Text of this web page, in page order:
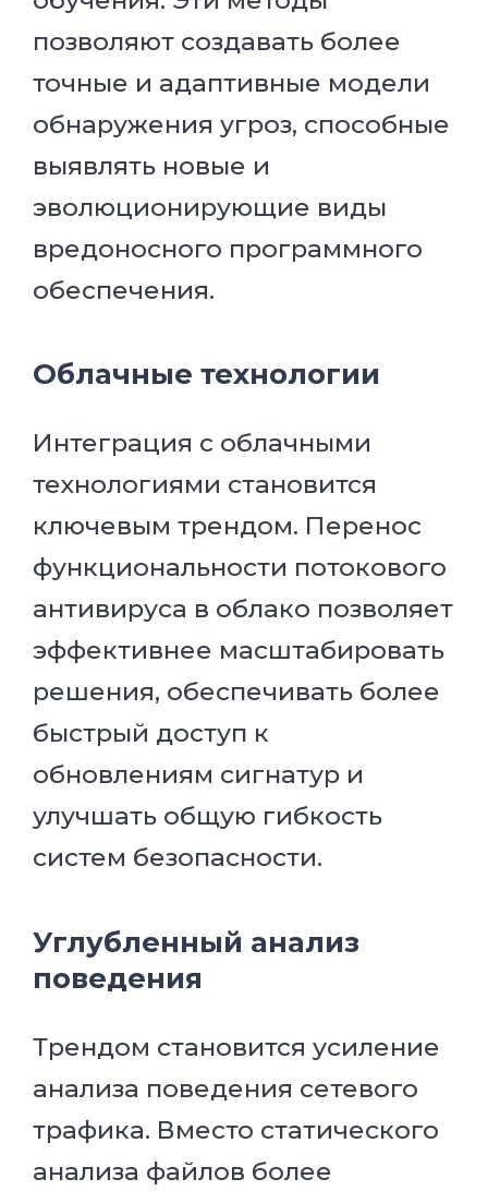
позволяют создавать более
точные и адаптивные модели
обнаружения угроз, способные
выявлять новые и
эволюционирующие виды
вредоносного программного
обеспечения.
Облачные технологии
Интеграция с облачными
технологиями становится
ключевым трендом. Перенос
функциональности потокового
антивируса в облако позволяет
эффективнее масштабировать
решения, обеспечивать более
быстрый доступ к
обновлениям сигнатур и
улучшать общую гибкость
систем безопасности.
Углубленный анализ
поведения
Трендом становится усиление
анализа поведения сетевого
трафика. Вместо статического
анализа файлов более